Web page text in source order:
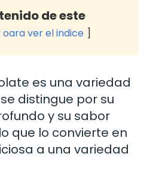
de este
ver el indice
es una variedad
distingue por su
y su sabor
que lo convierte en
a una variedad